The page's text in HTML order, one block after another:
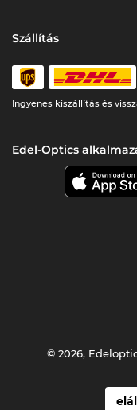
Szállítás
Ingyenes kiszállítás és
Edel-Optics
© 2026,